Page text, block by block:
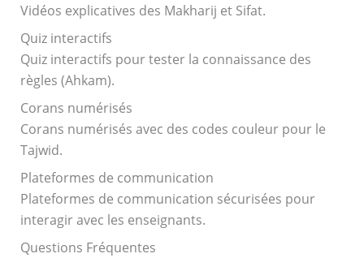
Vidéos explicatives des Makharij et Sifat.
Quiz interactifs
Quiz interactifs pour tester la connaissance des
règles (Ahkam).
Corans numérisés
Corans numérisés avec des codes couleur pour le
Tajwid.
Plateformes de communication
Plateformes de communication sécurisées pour
interagir avec les enseignants.
Questions Fréquentes